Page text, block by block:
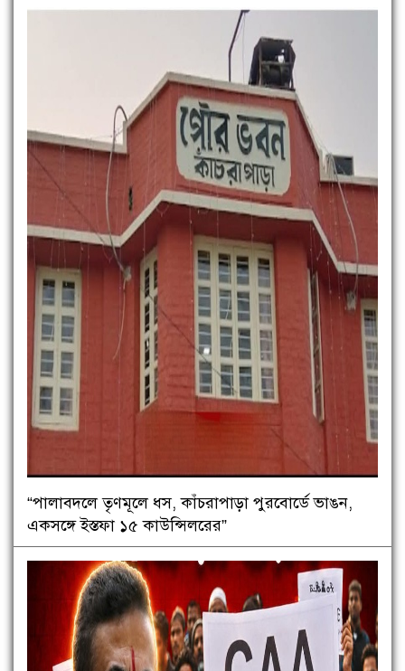
“পালাবদলে তৃণমূলে ধস, কাঁচরাপাড়া পুরবোর্ডে ভাঙন,
একসঙ্গে ইস্তফা ১৫ কাউন্সিলরের”